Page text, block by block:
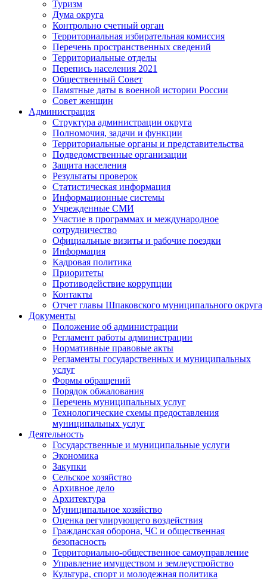
Туризм
Дума округа
Контрольно счетный орган
Территориальная избирательная комиссия
Перечень пространственных сведений
Территориальные отделы
Перепись населения 2021
Общественный Совет
Памятные даты в военной истории России
Совет женщин
Администрация
Структура администрации округа
Полномочия, задачи и функции
Территориальные органы и представительства
Подведомственные организации
Защита населения
Результаты проверок
Статистическая информация
Информационные системы
Учрежденные СМИ
Участие в программах и международное
сотрудничество
Официальные визиты и рабочие поездки
Информация
Кадровая политика
Приоритеты
Противодействие коррупции
Контакты
Отчет главы Шпаковского муниципального округа
Документы
Положение об администрации
Регламент работы администрации
Нормативные правовые акты
Регламенты государственных и муниципальных
услуг
Формы обращений
Порядок обжалования
Перечень муниципальных услуг
Технологические схемы предоставления
муниципальных услуг
Деятельность
Государственные и муниципальные услуги
Экономика
Закупки
Сельское хозяйство
Архивное дело
Архитектура
Муниципальное хозяйство
Оценка регулирующего воздействия
Гражданская оборона, ЧС и общественная
безопасность
Территориально-общественное самоуправление
Управление имуществом и землеустройство
Культура, спорт и молодежная политика